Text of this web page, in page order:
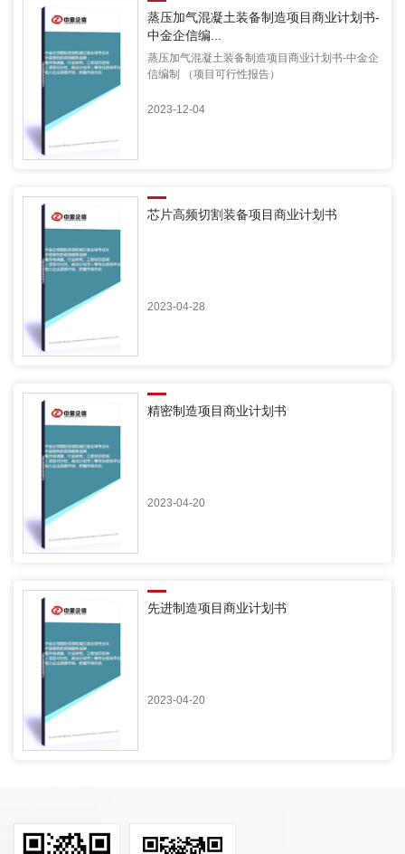
蒸压加气混凝土装备制造项目商业计划书-
中金企信编...
蒸压加气混凝土装备制造项目商业计划书-中金企
信编制 （项目可行性报告）
2023-12-04
芯片高频切割装备项目商业计划书
2023-04-28
精密制造项目商业计划书
2023-04-20
先进制造项目商业计划书
2023-04-20